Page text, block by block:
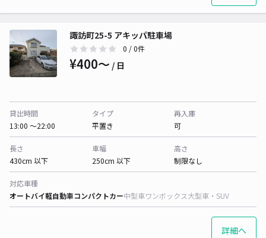
諏訪町25-5 アキッパ駐車場
0 / 0件
¥400〜 / 日
貸出時間
13:00 〜22:00
タイプ
平置き
再入庫
可
長さ
430cm 以下
車幅
250cm 以下
高さ
制限なし
対応車種
オートバイ軽自動車コンパクトカー中型車ワンボックス大型車・SUV
詳細へ